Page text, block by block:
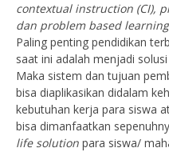
contextual instruction (CI),
dan problem based learning
Paling penting pendidikan
saat ini adalah menjadi
Maka sistem dan tujuan
bisa diaplikasikan didalam
kebutuhan kerja para siswa
bisa dimanfaatkan
life solution para siswa/